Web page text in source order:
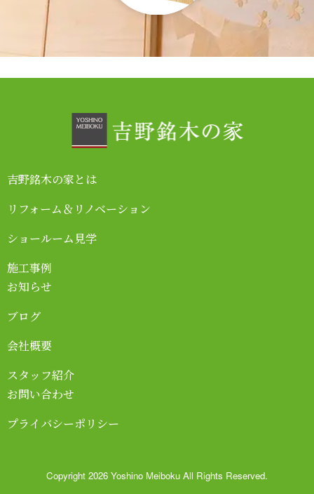
吉野銘木の家とは
リフォーム＆リノベーション
ショールーム見学
施工事例
お知らせ
ブログ
会社概要
スタッフ紹介
お問い合わせ
プライバシーポリシー
Copyright 2026 Yoshino Meiboku All Rights Reserved.